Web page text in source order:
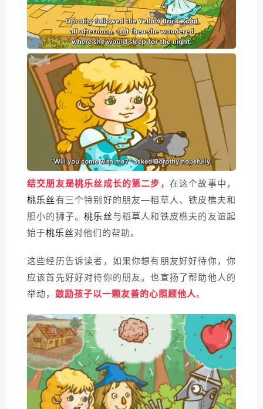
结交朋友是桃乐丝成长的第二步， 在这个故事中，
桃乐丝有三个特别好的朋友—稻草人、铁皮樵夫和
胆小的狮子。桃乐丝与稻草人和铁皮樵夫的友谊起
始于桃乐丝对他们的帮助。
这些经历告诉读者，如果你想有朋友好好待你，你
应该首先好好对待你的朋友。也宣扬了帮助他人的
举动， 鼓励孩子以一颗友善的心照顾他人。